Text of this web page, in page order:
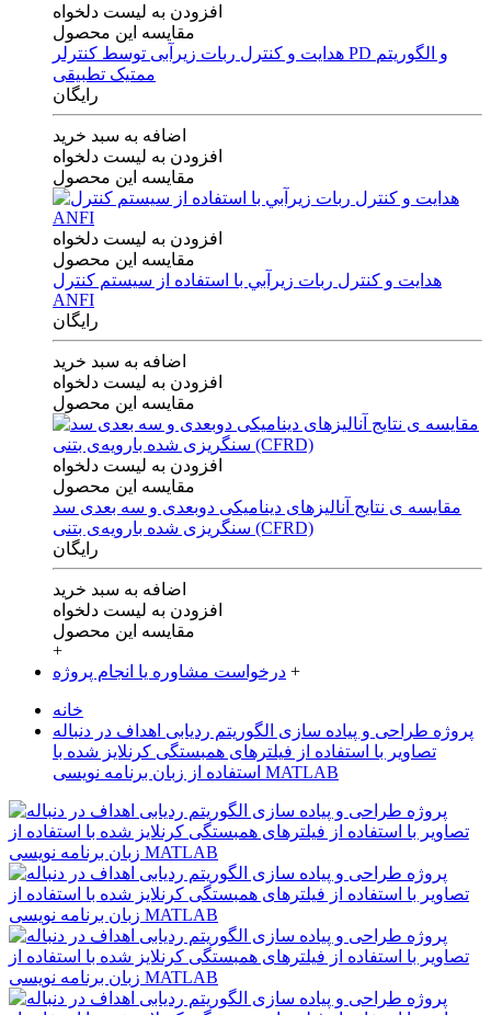
افزودن به لیست دلخواه
مقایسه این محصول
هدایت و کنترل ربات زیرآبی توسط کنترلر PD و الگوریتم
ممتیک تطبیقی
رایگان
اضافه به سبد خرید
افزودن به لیست دلخواه
مقایسه این محصول
افزودن به لیست دلخواه
مقایسه این محصول
هدايت و كنترل ربات زيرآبي با استفاده از سيستم كنترل
ANFI
رایگان
اضافه به سبد خرید
افزودن به لیست دلخواه
مقایسه این محصول
افزودن به لیست دلخواه
مقایسه این محصول
مقایسه ی‌ نتایج آنالیزهای‌ دینامیکی‌ دوبعدی‌ و‌ سه بعدی‌ سد
سنگریزی‌ شده با‌رویه‌ی‌ بتنی‌ (CFRD)
رایگان
اضافه به سبد خرید
افزودن به لیست دلخواه
مقایسه این محصول
+
درخواست مشاوره یا انجام پروژه +
خانه
پروژه طراحی و پیاده سازی الگوریتم ردیابی اهداف در دنباله
تصاویر با استفاده از فیلترهای همبستگی کرنلایز شده با
استفاده از زبان برنامه نویسی MATLAB